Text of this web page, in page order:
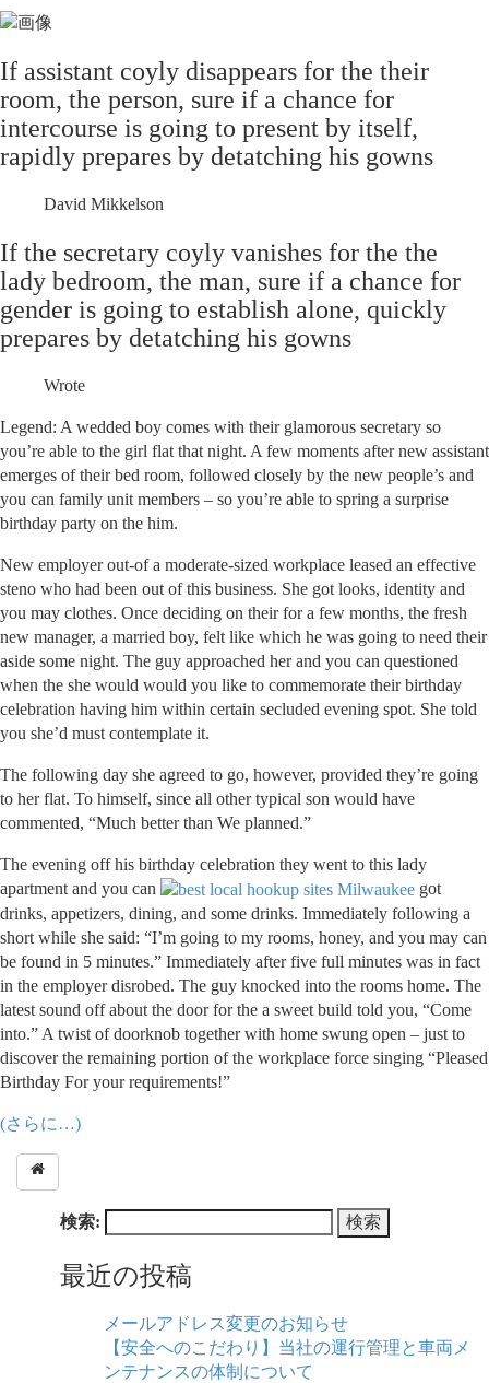
If assistant coyly disappears for the their
room, the person, sure if a chance for
intercourse is going to present by itself,
rapidly prepares by detatching his gowns
David Mikkelson
If the secretary coyly vanishes for the the
lady bedroom, the man, sure if a chance for
gender is going to establish alone, quickly
prepares by detatching his gowns
Wrote
Legend: A wedded boy comes with their glamorous secretary so
you’re able to the girl flat that night. A few moments after new assistant
emerges of their bed room, followed closely by the new people’s and
you can family unit members – so you’re able to spring a surprise
birthday party on the him.
New employer out-of a moderate-sized workplace leased an effective
steno who had been out of this business. She got looks, identity and
you may clothes. Once deciding on their for a few months, the fresh
new manager, a married boy, felt like which he was going to need their
aside some night. The guy approached her and you can questioned
when the she would would you like to commemorate their birthday
celebration having him within certain secluded evening spot. She told
you she’d must contemplate it.
The following day she agreed to go, however, provided they’re going
to her flat. To himself, since all other typical son would have
commented, “Much better than We planned.”
The evening off his birthday celebration they went to this lady
apartment and you can
got
drinks, appetizers, dining, and some drinks. Immediately following a
short while she said: “I’m going to my rooms, honey, and you may can
be found in 5 minutes.” Immediately after five full minutes was in fact
in the employer disrobed. The guy knocked into the rooms home. The
latest sound off about the door for the a sweet build told you, “Come
into.” A twist of doorknob together with home swung open – just to
discover the remaining portion of the workplace force singing “Pleased
Birthday For your requirements!”
(さらに…)
検索:
最近の投稿
メールアドレス変更のお知らせ
【安全へのこだわり】当社の運行管理と車両メ
ンテナンスの体制について